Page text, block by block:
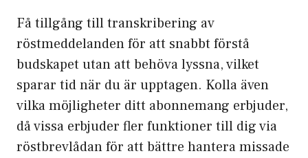
Få tillgång till transkribering av
röstmeddelanden för att snabbt förstå
budskapet utan att behöva lyssna, vilket
sparar tid när du är upptagen. Kolla även
vilka möjligheter ditt abonnemang erbjuder,
då vissa erbjuder fler funktioner till dig via
röstbrevlådan för att bättre hantera missade